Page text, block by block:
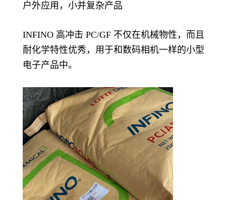
户外应用，小并复杂产品
INFINO 高冲击 PC/GF 不仅在机械物性，而且
耐化学特性优秀，用于和数码相机一样的小型
电子产品中。